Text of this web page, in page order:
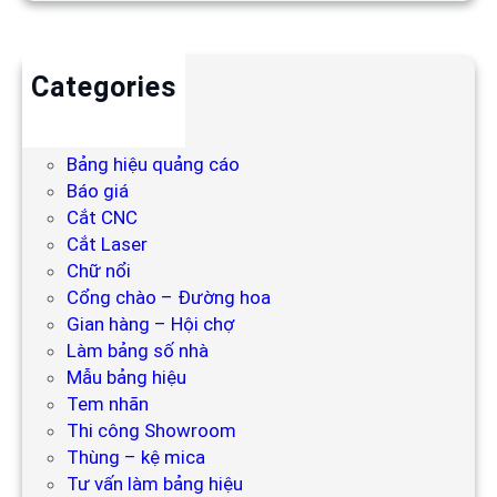
Categories
Bảng hiệu quảng cáo
Báo giá
Cắt CNC
Cắt Laser
Chữ nổi
Cổng chào – Đường hoa
Gian hàng – Hội chợ
Làm bảng số nhà
Mẫu bảng hiệu
Tem nhãn
Thi công Showroom
Thùng – kệ mica
Tư vấn làm bảng hiệu